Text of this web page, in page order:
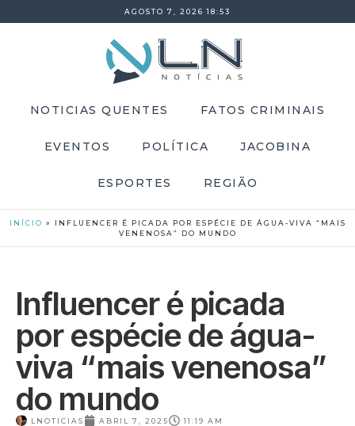
AGOSTO 7, 2026 18:53
NOTICIAS QUENTES FATOS CRIMINAIS
EVENTOS POLÍTICA JACOBINA
ESPORTES REGIÃO
INÍCIO »
INFLUENCER É PICADA POR ESPÉCIE DE ÁGUA-VIVA “MAIS
VENENOSA” DO MUNDO
Influencer é picada
por espécie de água-
viva “mais venenosa”
do mundo
LNOTICIAS ABRIL 7, 2025 11:19 AM